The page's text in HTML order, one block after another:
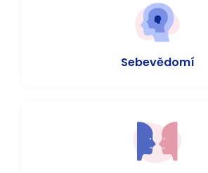
Sebevědomí